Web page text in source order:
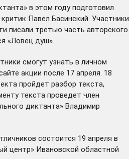
в этом году подготовил
Павел Басинский. Участники
писали третью часть авторского
«Ловец душ».
смогут узнать в личном
акции после 17 апреля. 18
пройдет разбор текста,
текста проведет член
диктанта» Владимир
состоится 19 апреля в
центр» Ивановской областной